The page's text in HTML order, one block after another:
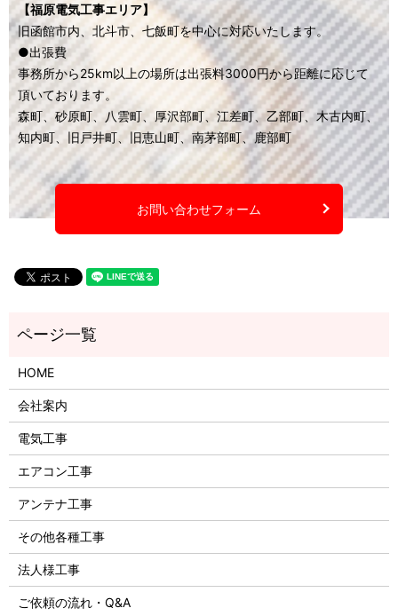
【福原電気工事エリア】
旧函館市内、北斗市、七飯町を中心に対応いたします。
●出張費
事務所から25km以上の場所は出張料3000円から距離に応じて
頂いております。
森町、砂原町、八雲町、厚沢部町、江差町、乙部町、木古内町、
知内町、旧戸井町、旧恵山町、南茅部町、鹿部町
お問い合わせフォーム
HOME
会社案内
電気工事
エアコン工事
アンテナ工事
その他各種工事
法人様工事
ご依頼の流れ・Q&A